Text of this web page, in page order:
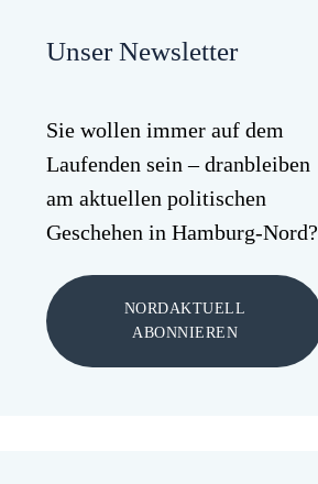
Unser Newsletter
Sie wollen immer auf dem
Laufenden sein – dranbleiben
am aktuellen politischen
Geschehen in Hamburg-Nord?
NORDAKTUELL
ABONNIEREN